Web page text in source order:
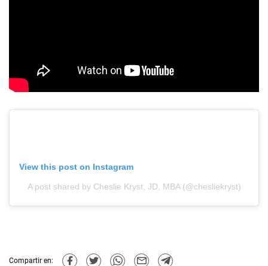
View this post on Instagram
A post shared by Cheslie Kryst, JD, MBA (@chesliekryst)
Compartir en: